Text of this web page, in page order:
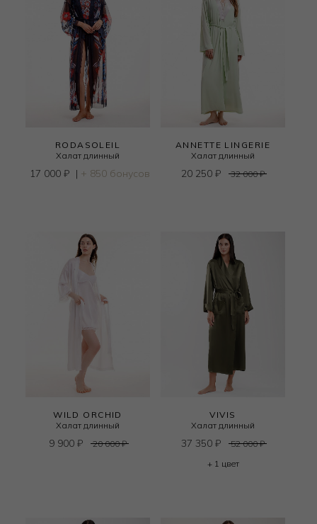
RODASOLEIL
Халат длинный
17 000 ₽ | + 850 бонусов
ANNETTE LINGERIE
Халат длинный
20 250 ₽ 32 000₽
WILD ORCHID
Халат длинный
9 900 ₽ 20 000₽
VIVIS
Халат длинный
37 350 ₽ 52 000₽
+ 1 цвет